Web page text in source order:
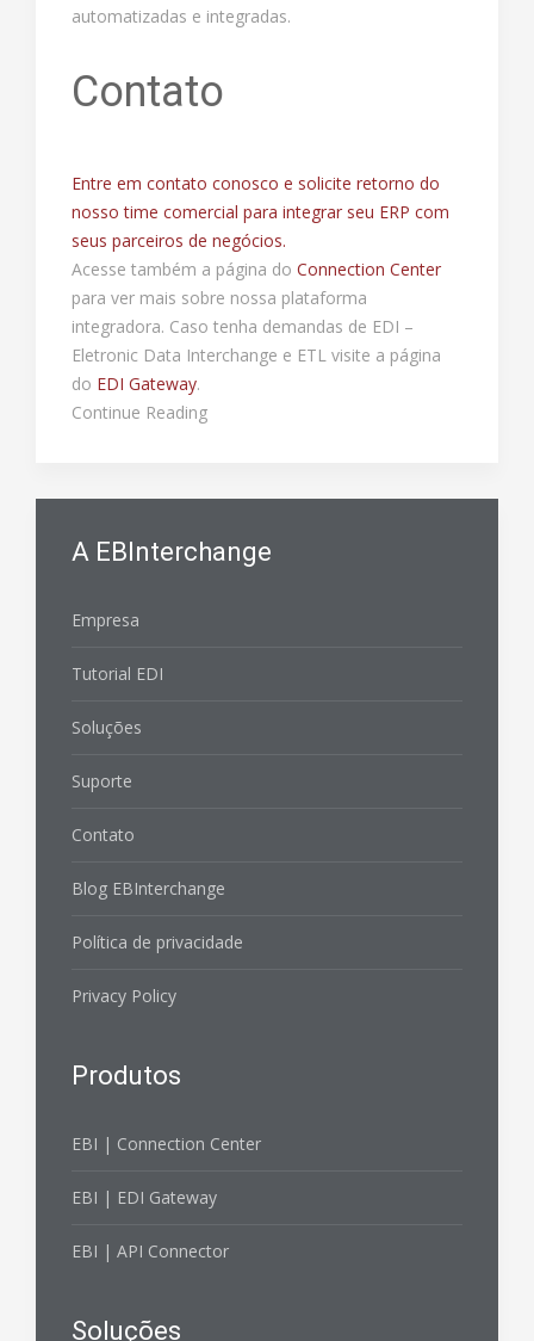
automatizadas e integradas.
Contato
Entre em contato conosco e solicite retorno do
nosso time comercial para integrar seu ERP com
seus parceiros de negócios.
Acesse também a página do Connection Center
para ver mais sobre nossa plataforma
integradora. Caso tenha demandas de EDI –
Eletronic Data Interchange e ETL visite a página
do EDI Gateway.
Continue Reading
A EBInterchange
Empresa
Tutorial EDI
Soluções
Suporte
Contato
Blog EBInterchange
Política de privacidade
Privacy Policy
Produtos
EBI | Connection Center
EBI | EDI Gateway
EBI | API Connector
Soluções